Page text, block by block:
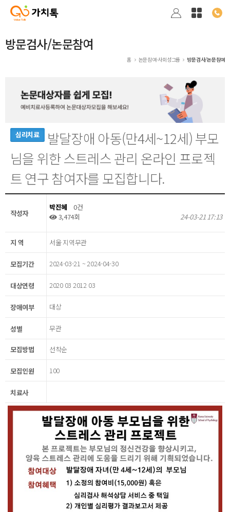
방문검사/논문참여
홈 논문참여·사회성그룹 방문검사/논문참여
심리치료
발달장애 아동(만4세~12세) 부모
님을 위한 스트레스 관리 온라인 프로젝
트 연구 참여자를 모집합니다.
작성자
박진혜
0건
3,474회
24-03-21 17:13
지 역 서울 지역무관
모집기간 2024-03-21 ~ 2024-04-30
대상연령 2020 03 2012 03
장애여부 대상
성별 무관
모집방법 선착순
모집인원 100
치료사